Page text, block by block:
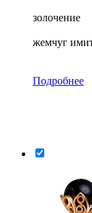
золочение
жемчуг
Подробнее